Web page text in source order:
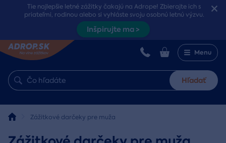
Tie najlepšie letné zážitky čakajú na Adrope! Zbierajte ich s
priateľmi, rodinou alebo si vyhláste svoju osobnú letnú výzvu.
Inšpirujte ma >
Menu
Hľadať
Zážitkové darčeky pre muža